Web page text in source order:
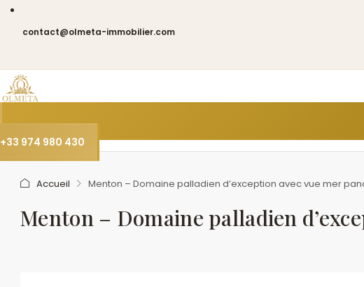
contact@olmeta-immobilier.com
+33 974 980 430
Accueil Menton – Domaine palladien d’exception avec vue mer
Menton – Domaine palladien